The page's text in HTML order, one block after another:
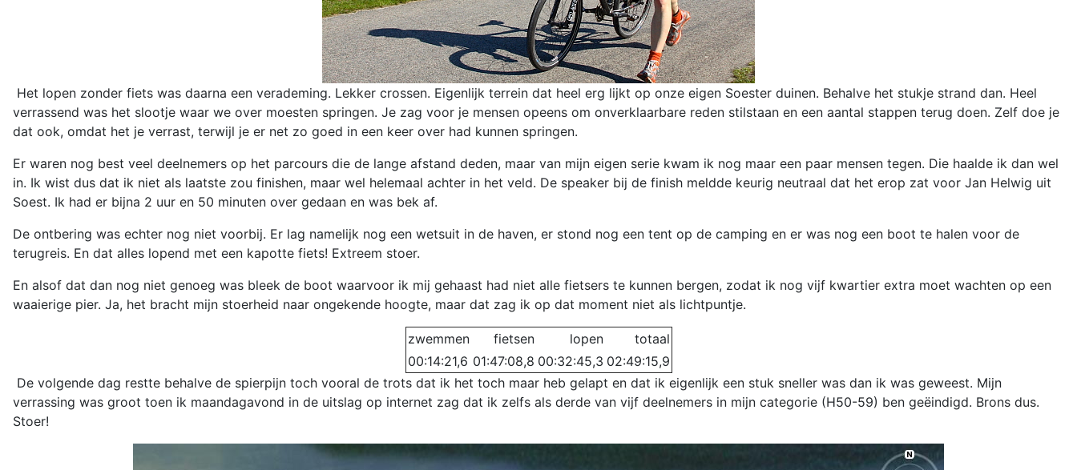
Het lopen zonder fiets was daarna een verademing. Lekker crossen. Eigenlijk terrein dat heel erg lijkt op onze eigen Soester duinen. Behalve het stukje strand dan. Heel
verrassend was het slootje waar we over moesten springen. Je zag voor je mensen opeens om onverklaarbare reden stilstaan en een aantal stappen terug doen. Zelf doe je
dat ook, omdat het je verrast, terwijl je er net zo goed in een keer over had kunnen springen.
Er waren nog best veel deelnemers op het parcours die de lange afstand deden, maar van mijn eigen serie kwam ik nog maar een paar mensen tegen. Die haalde ik dan wel
in. Ik wist dus dat ik niet als laatste zou finishen, maar wel helemaal achter in het veld. De speaker bij de finish meldde keurig neutraal dat het erop zat voor Jan Helwig uit
Soest. Ik had er bijna 2 uur en 50 minuten over gedaan en was bek af.
De ontbering was echter nog niet voorbij. Er lag namelijk nog een wetsuit in de haven, er stond nog een tent op de camping en er was nog een boot te halen voor de
terugreis. En dat alles lopend met een kapotte fiets! Extreem stoer.
En alsof dat dan nog niet genoeg was bleek de boot waarvoor ik mij gehaast had niet alle fietsers te kunnen bergen, zodat ik nog vijf kwartier extra moet wachten op een
waaierige pier. Ja, het bracht mijn stoerheid naar ongekende hoogte, maar dat zag ik op dat moment niet als lichtpuntje.
zwemmen fietsen lopen
totaal
00:14:21,6 01:47:08,8 00:32:45,3 02:49:15,9
De volgende dag restte behalve de spierpijn toch vooral de trots dat ik het toch maar heb gelapt en dat ik eigenlijk een stuk sneller was dan ik was geweest. Mijn
verrassing was groot toen ik maandagavond in de uitslag op internet zag dat ik zelfs als derde van vijf deelnemers in mijn categorie (H50-59) ben geëindigd. Brons dus.
Stoer!